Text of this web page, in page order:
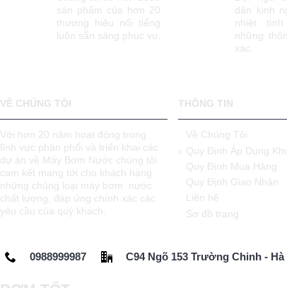
sản phẩm của hơn 20
thương hiệu nổi tiếng
luôn sẵn sàng phục vụ.
dặn kinh
nhiệt
những
xác.
VỀ CHÚNG TÔI
Với hơn 20 năm hoạt động trong
lĩnh vực phân phối và triển khai các
dự án về Máy Bơm Nước chúng tôi
cam kết mang tới cho khách hàng
những chủng loại máy bơm nước
chất lượng, đáp ứng chính xác các
yêu cầu của quý khách.
THÔNG TIN
Về Chúng Tôi
Quy Định Áp Dụng
Quy Định Mua Hàng
Quy Định Giao Nhận
Liên hệ
Sơ đồ trang
0988999987 C94 Ngõ 153 Trường Chinh - Hà